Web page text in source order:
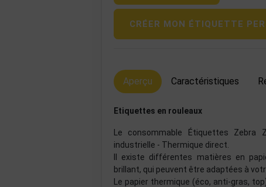
CRÉER MON ÉTIQUETTE
Aperçu Caractéristiques
Etiquettes en rouleaux
Le consommable Étiquettes
industrielle - Thermique direct.
Il existe différentes matières en
brillant, qui peuvent être adaptées à
Le papier thermique (éco, anti-gras,